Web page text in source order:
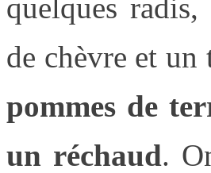
quelques
de chèvre et
pommes de
un réchaud.